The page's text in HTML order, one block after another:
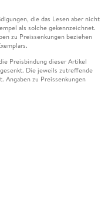
die das Lesen aber nicht
als solche gekennzeichnet.
zu Preissenkungen beziehen
Preisbindung dieser Artikel
Die jeweils zutreffende
zu Preissenkungen